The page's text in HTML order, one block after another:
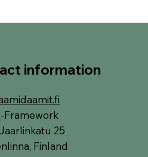
information
Framework
25
Finland